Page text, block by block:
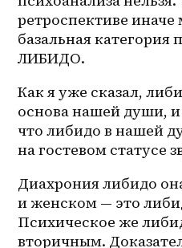
ретроспективе
базальная категория
ЛИБИДО.
Как я уже сказал,
основа нашей души,
что либидо в нашей
на гостевом статусе
Диахрония либидо
и женском — это
Психическое же
вторичным.